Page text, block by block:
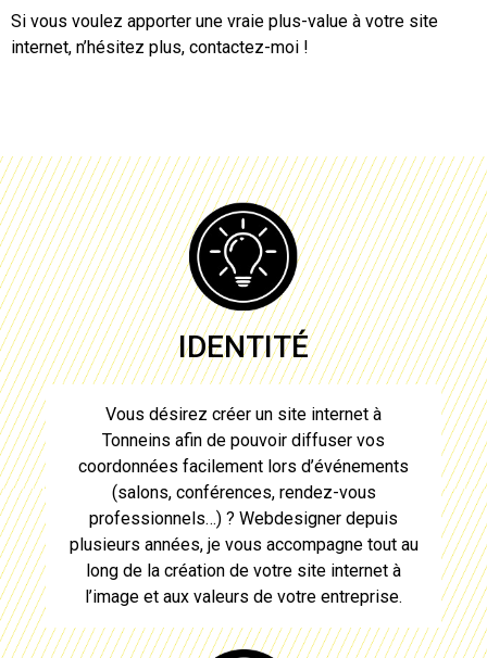
Si vous voulez apporter une vraie plus-value à votre site
internet, n’hésitez plus, contactez-moi !
IDENTITÉ
Vous désirez créer un site internet à
Tonneins afin de pouvoir diffuser vos
coordonnées facilement lors d’événements
(salons, conférences, rendez-vous
professionnels…) ? Webdesigner depuis
plusieurs années, je vous accompagne tout au
long de la création de votre site internet à
l’image et aux valeurs de votre entreprise.